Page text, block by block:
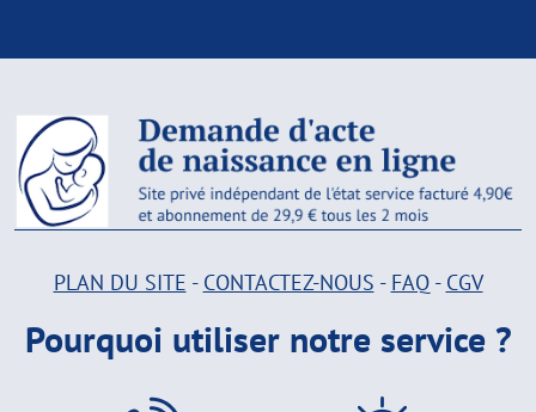
PLAN DU SITE - CONTACTEZ-NOUS - FAQ- CGV
Pourquoi utiliser notre service ?